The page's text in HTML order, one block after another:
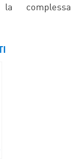
complessa